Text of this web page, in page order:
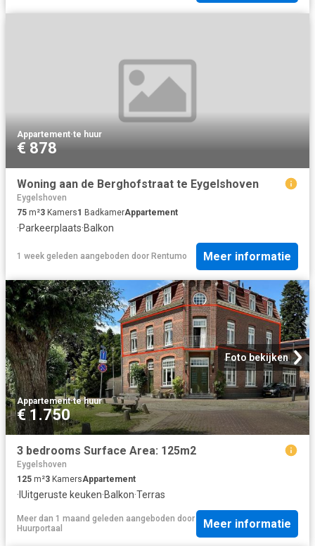
Appartement·te huur
€ 878
Woning aan de Berghofstraat te Eygelshoven
Eygelshoven
75 m²3 Kamers1 BadkamerAppartement
·Parkeerplaats·Balkon
1 week geleden aangeboden door Rentumo Meer informatie
Foto bekijken
Appartement·te huur
€ 1.750
3 bedrooms Surface Area: 125m2
Eygelshoven
125 m²3 KamersAppartement
· IUitgeruste keuken·Balkon·Terras
Meer dan 1 maand geleden aangeboden door
Huurportaal
Meer informatie